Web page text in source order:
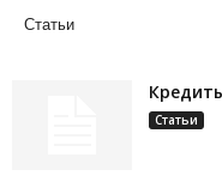
Статьи
Статьи